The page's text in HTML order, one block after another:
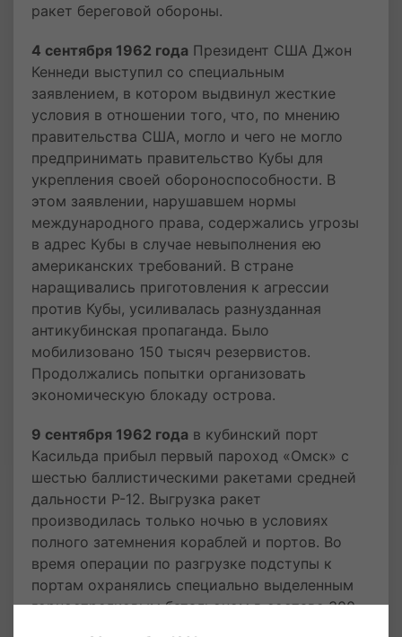
ракет береговой обороны.
4 сентября 1962 года Президент США Джон
Кеннеди выступил со специальным
заявлением, в котором выдвинул жесткие
условия в отношении того, что, по мнению
правительства США, могло и чего не могло
предпринимать правительство Кубы для
укрепления своей обороноспособности. В
этом заявлении, нарушавшем нормы
международного права, содержались угрозы
в адрес Кубы в случае невыполнения ею
американских требований. В стране
наращивались приготовления к агрессии
против Кубы, усиливалась разнузданная
антикубинская пропаганда. Было
мобилизовано 150 тысяч резервистов.
Продолжались попытки организовать
экономическую блокаду острова.
9 сентября 1962 года в кубинский порт
Касильда прибыл первый пароход «Омск» с
шестью баллистическими ракетами средней
дальности Р-12. Выгрузка ракет
производилась только ночью в условиях
полного затемнения кораблей и портов. Во
время операции по разгрузке подступы к
портам охранялись специально выделенным
горнострелковым батальоном в составе 300